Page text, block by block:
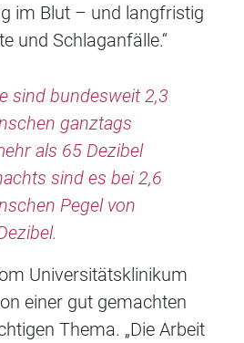
im Blut – und langfristig
und Schlaganfälle.“
sind bundesweit 2,3
ganztags
als 65 Dezibel
sind es bei 2,6
Pegel von
Universitätsklinikum
einer gut gemachten
Thema. „Die Arbeit